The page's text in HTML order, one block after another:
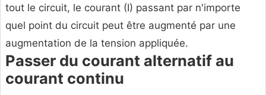
tout le circuit, le courant (I) passant par n'importe
quel point du circuit peut être augmenté par une
augmentation de la tension appliquée.
Passer du courant alternatif au
courant continu